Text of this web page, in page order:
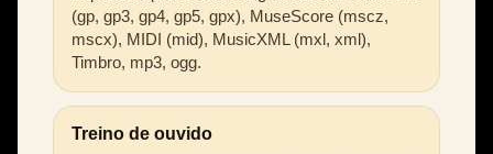
(gp, gp3, gp4, gp5, gpx), MuseScore (mscz,
mscx), MIDI (mid), MusicXML (mxl, xml),
Timbro, mp3, ogg.
Treino de ouvido